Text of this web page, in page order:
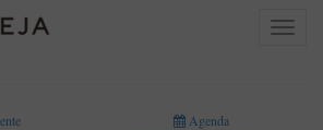
Toggle
Agenda